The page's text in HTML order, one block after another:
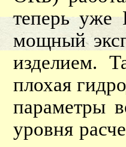
теперь уже
мощный
изделием.
плохая
параметры
уровня